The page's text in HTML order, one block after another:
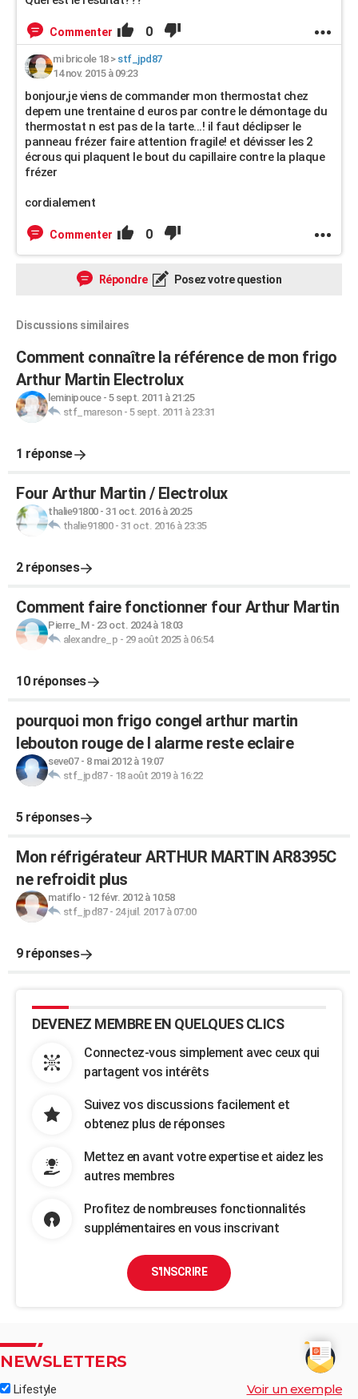
Commenter 0
mi bricole 18> stf_jpd87
14 nov. 2015 à 09:23
bonjour,je viens de commander mon thermostat chez
depem une trentaine d euros par contre le démontage du
thermostat n est pas de la tarte...! il faut déclipser le
panneau frézer faire attention fragile! et dévisser les 2
écrous qui plaquent le bout du capillaire contre la plaque
frézer
cordialement
Commenter 0
Répondre Posez votre question
Discussions similaires
Comment connaître la référence de mon frigo
Arthur Martin Electrolux
leminipouce- 5 sept. 2011 à 21:25
stf_mareson- 5 sept. 2011 à 23:31
1 réponse
Four Arthur Martin / Electrolux
thalie91800- 31 oct. 2016 à 20:25
thalie91800- 31 oct. 2016 à 23:35
2 réponses
Comment faire fonctionner four Arthur Martin
Pierre_M- 23 oct. 2024 à 18:03
alexandre_p - 29 août 2025 à 06:54
10 réponses
pourquoi mon frigo congel arthur martin
lebouton rouge de l alarme reste eclaire
seve07- 8 mai 2012 à 19:07
stf_jpd87- 18 août 2019 à 16:22
5 réponses
Mon réfrigérateur ARTHUR MARTIN AR8395C
ne refroidit plus
matiflo- 12 févr. 2012 à 10:58
stf_jpd87- 24 juil. 2017 à 07:00
9 réponses
DEVENEZ MEMBRE EN QUELQUES CLICS
Connectez-vous simplement avec ceux qui
partagent vos intérêts
Suivez vos discussions facilement et
obtenez plus de réponses
Mettez en avant votre expertise et aidez les
autres membres
Profitez de nombreuses fonctionnalités
supplémentaires en vous inscrivant
S'INSCRIRE
NEWSLETTERS
Lifestyle Voir un exemple